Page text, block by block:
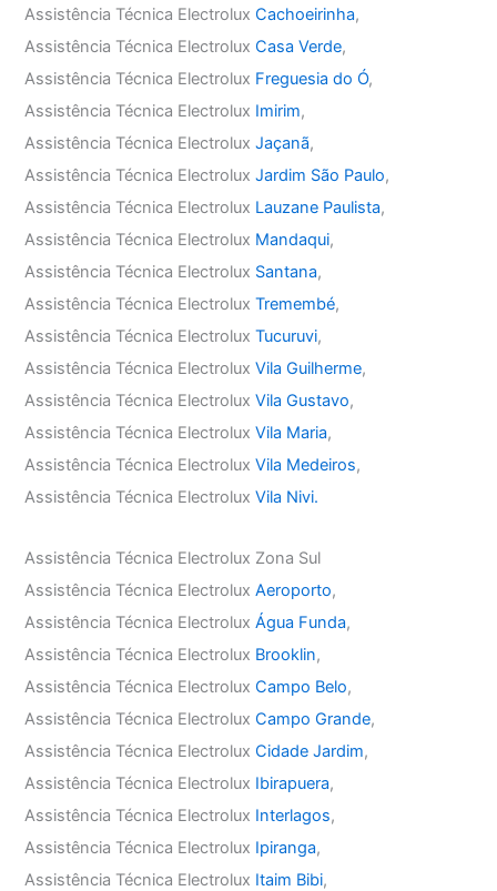
Assistência Técnica ElectroluxCachoeirinha,
Assistência Técnica ElectroluxCasa Verde,
Assistência Técnica Electrolux Freguesia do Ó,
Assistência Técnica Electrolux Imirim,
Assistência Técnica ElectroluxJaçanã,
Assistência Técnica ElectroluxJardim São Paulo,
Assistência Técnica Electrolux Lauzane Paulista,
Assistência Técnica Electrolux Mandaqui,
Assistência Técnica Electrolux Santana,
Assistência Técnica ElectroluxTremembé,
Assistência Técnica ElectroluxTucuruvi,
Assistência Técnica ElectroluxVila Guilherme,
Assistência Técnica ElectroluxVila Gustavo,
Assistência Técnica ElectroluxVila Maria,
Assistência Técnica ElectroluxVila Medeiros,
Assistência Técnica ElectroluxVila Nivi.
Assistência Técnica Electrolux Zona Sul
Assistência Técnica ElectroluxAeroporto,
Assistência Técnica ElectroluxÁgua Funda,
Assistência Técnica Electrolux Brooklin,
Assistência Técnica ElectroluxCampo Belo,
Assistência Técnica ElectroluxCampo Grande,
Assistência Técnica ElectroluxCidade Jardim,
Assistência Técnica Electrolux Ibirapuera,
Assistência Técnica Electrolux Interlagos,
Assistência Técnica Electrolux Ipiranga,
Assistência Técnica Electrolux Itaim Bibi,